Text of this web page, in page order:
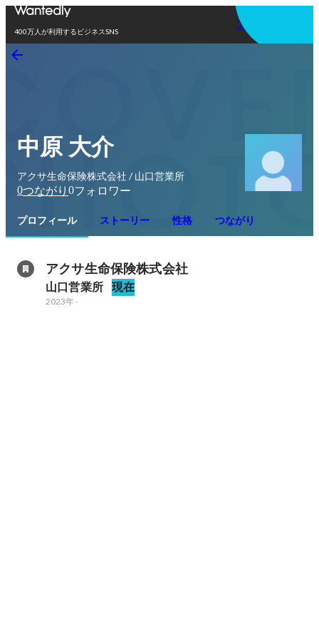
400万人が利用するビジネスSNS
アプリを使う
中原 大介
アクサ生命保険株式会社 / 山口営業所
0つながり 0フォロワー
プロフィール ストーリー 性格 つながり
アクサ生命保険株式会社
山口営業所 現在
2023年-